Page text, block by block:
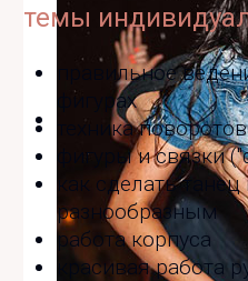
темы
правильное
фигурах
техника поворотов
фигуры и связки
как сделать
разнообразным
работа корпуса
красивая работа